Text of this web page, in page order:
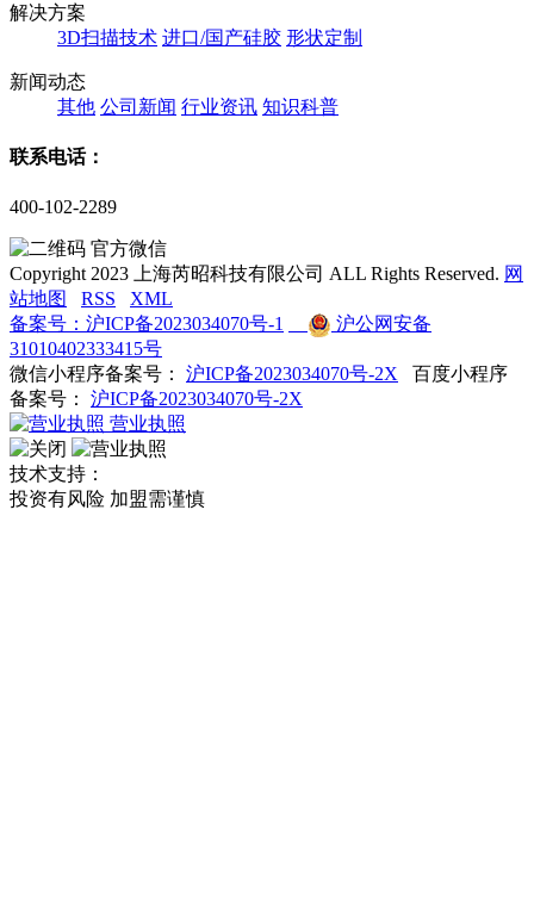
解决方案
3D扫描技术 进口/国产硅胶 形状定制
新闻动态
其他 公司新闻 行业资讯 知识科普
联系电话：
400-102-2289
官方微信
Copyright 2023 上海芮昭科技有限公司 ALL Rights Reserved. 网
站地图
RSS
XML
备案号：沪ICP备2023034070号-1
沪公网安备
31010402333415号
微信小程序备案号： 沪ICP备2023034070号-2X 百度小程序
备案号： 沪ICP备2023034070号-2X
营业执照
技术支持：
投资有风险 加盟需谨慎